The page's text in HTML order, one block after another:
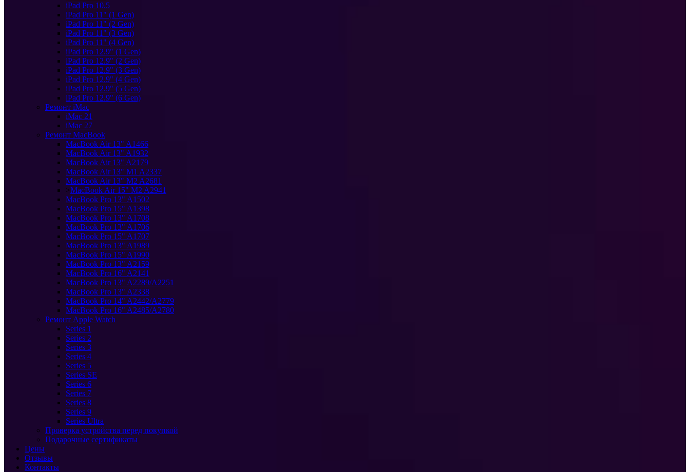
iPad Pro 10.5
iPad Pro 11" (1 Gen)
iPad Pro 11" (2 Gen)
iPad Pro 11" (3 Gen)
iPad Pro 11" (4 Gen)
iPad Pro 12.9" (1 Gen)
iPad Pro 12.9" (2 Gen)
iPad Pro 12.9" (3 Gen)
iPad Pro 12.9" (4 Gen)
iPad Pro 12.9" (5 Gen)
iPad Pro 12.9" (6 Gen)
Ремонт iMac
iMac 21
iMac 27
Ремонт MacBook
MacBook Air 13" A1466
MacBook Air 13" A1932
MacBook Air 13" A2179
MacBook Air 13" M1 A2337
MacBook Air 13" M2 A2681
>MacBook Air 15" M2 A2941
MacBook Pro 13" A1502
MacBook Pro 15" A1398
MacBook Pro 13" A1708
MacBook Pro 13" A1706
MacBook Pro 15" A1707
MacBook Pro 13" A1989
MacBook Pro 15" A1990
MacBook Pro 13" A2159
MacBook Pro 16" A2141
MacBook Pro 13" A2289/A2251
MacBook Pro 13" A2338
MacBook Pro 14" A2442/A2779
MacBook Pro 16" A2485/A2780
Ремонт Apple Watch
Series 1
Series 2
Series 3
Series 4
Series 5
Series SE
Series 6
Series 7
Series 8
Series 9
Series Ultra
Проверка устройства перед покупкой
Подарочные сертификаты
Цены
Отзывы
Контакты